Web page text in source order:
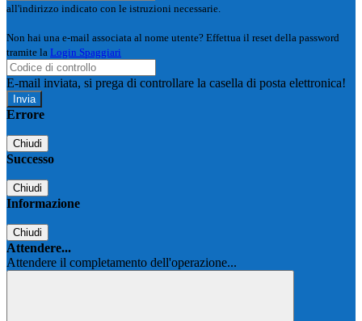
all'indirizzo indicato con le istruzioni necessarie.
Non hai una e-mail associata al nome utente? Effettua il reset della password
tramite la Login Spaggiari
E-mail inviata, si prega di controllare la casella di posta elettronica!
Errore
Chiudi
Successo
Chiudi
Informazione
Chiudi
Attendere...
Attendere il completamento dell'operazione...